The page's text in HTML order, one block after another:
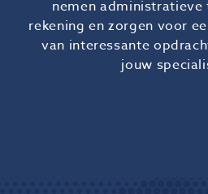
nemen administratieve
rekening en zorgen voor
van interessante
jouw